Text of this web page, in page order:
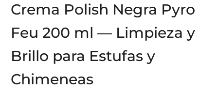
Crema Polish Negra Pyro
Feu 200 ml — Limpieza y
Brillo para Estufas y
Chimeneas